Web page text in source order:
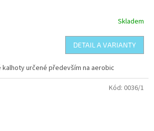
Skladem
DETAIL A VARIANTY
určené především na aerobic
Kód: 0036/1